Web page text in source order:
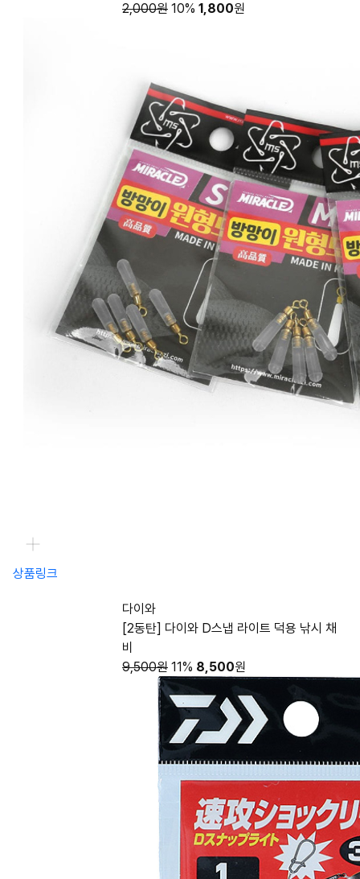
2,000원 10% 1,800원
상품링크
다이와
[2동탄] 다이와 D스냅 라이트 덕용 낚시 채
비
9,500원 11% 8,500원